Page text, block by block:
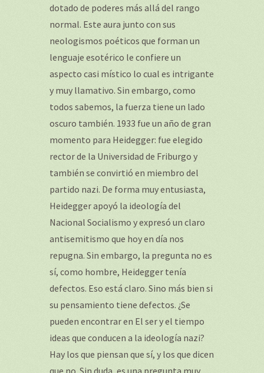
dotado de poderes más allá del rango
normal. Este aura junto con sus
neologismos poéticos que forman un
lenguaje esotérico le confiere un
aspecto casi místico lo cual es intrigante
y muy llamativo. Sin embargo, como
todos sabemos, la fuerza tiene un lado
oscuro también. 1933 fue un año de gran
momento para Heidegger: fue elegido
rector de la Universidad de Friburgo y
también se convirtió en miembro del
partido nazi. De forma muy entusiasta,
Heidegger apoyó la ideología del
Nacional Socialismo y expresó un claro
antisemitismo que hoy en día nos
repugna. Sin embargo, la pregunta no es
sí, como hombre, Heidegger tenía
defectos. Eso está claro. Sino más bien si
su pensamiento tiene defectos. ¿Se
pueden encontrar en El ser y el tiempo
ideas que conducen a la ideología nazi?
Hay los que piensan que sí, y los que dicen
que no. Sin duda, es una pregunta muy